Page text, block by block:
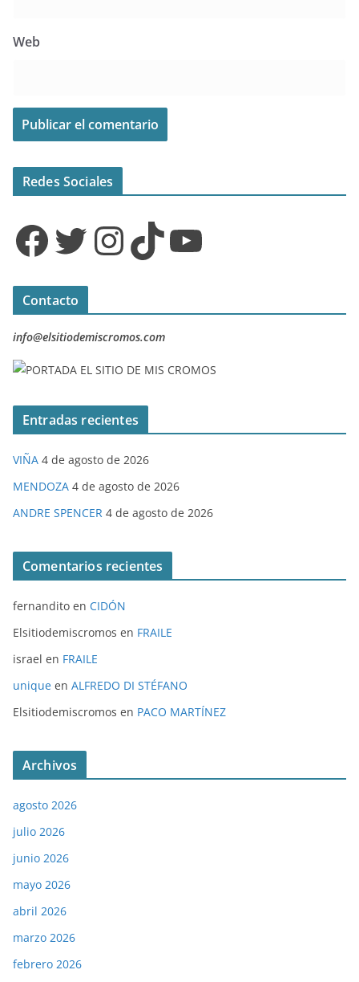
Web
Redes Sociales
Facebook Twitter InstagramTikTok YouTube
Contacto
info@elsitiodemiscromos.com
Entradas recientes
VIÑA 4 de agosto de 2026
MENDOZA 4 de agosto de 2026
ANDRE SPENCER 4 de agosto de 2026
Comentarios recientes
fernandito en CIDÓN
Elsitiodemiscromos en FRAILE
israel en FRAILE
unique en ALFREDO DI STÉFANO
Elsitiodemiscromos en PACO MARTÍNEZ
Archivos
agosto 2026
julio 2026
junio 2026
mayo 2026
abril 2026
marzo 2026
febrero 2026